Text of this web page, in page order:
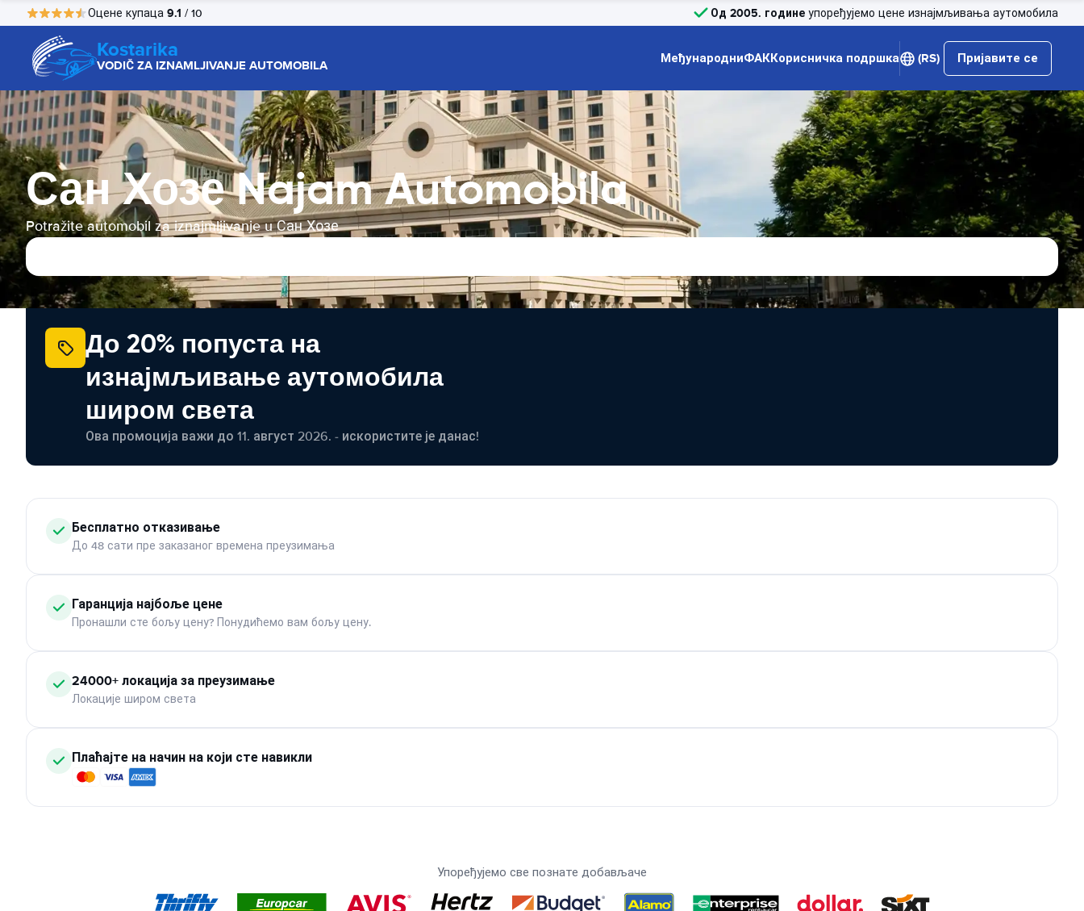
Оцене купаца 9.1 / 10 Од 2005. године упоређујемо цене изнајмљивања аутомобила
Kostarika
VODIČ ZA IZNAMLJIVANJE AUTOMOBILA МеђународниФАККорисничка подршка (RS) Пријавите се
Сан Хозе Najam Automobila
Potražite automobil za iznajmljivanje u Сан Хозе
До 20% попуста на
изнајмљивање аутомобила
широм света
Ова промоција важи до 11. август 2026. - искористите је данас!
Бесплатно отказивање
До 48 сати пре заказаног времена преузимања
Гаранција најбоље цене
Пронашли сте бољу цену? Понудићемо вам бољу цену.
24000+ локација за преузимање
Локације широм света
Плаћајте на начин на који сте навикли
Упоређујемо све познате добављаче